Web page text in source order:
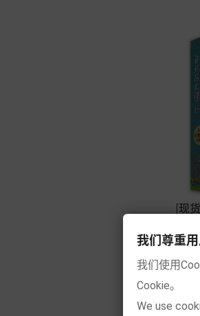
[现
我们尊重
我们使用
Cookie。
We use